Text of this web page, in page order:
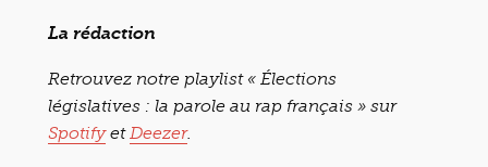
La rédaction
Retrouvez notre playlist « Élections
législatives : la parole au rap français » sur
SpotifyetDeezer.